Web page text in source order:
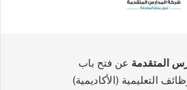
المتقدمة عن فتح باب
التعليمية (الأكاديمية)